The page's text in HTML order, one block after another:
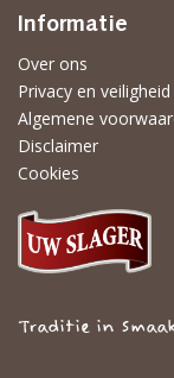
Informatie
Over ons
Privacy en veiligheid
Algemene
Disclaimer
Cookies
Traditie in